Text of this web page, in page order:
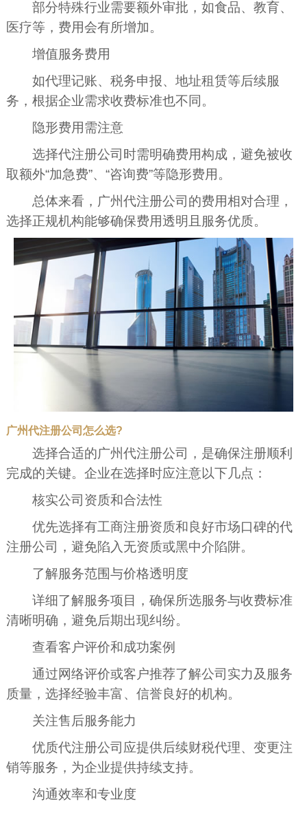
部分特殊行业需要额外审批，如食品、教育、
医疗等，费用会有所增加。
增值服务费用
如代理记账、税务申报、地址租赁等后续服
务，根据企业需求收费标准也不同。
隐形费用需注意
选择代注册公司时需明确费用构成，避免被收
取额外“加急费”、“咨询费”等隐形费用。
总体来看，广州代注册公司的费用相对合理，
选择正规机构能够确保费用透明且服务优质。
广州代注册公司怎么选?
选择合适的广州代注册公司，是确保注册顺利
完成的关键。企业在选择时应注意以下几点：
核实公司资质和合法性
优先选择有工商注册资质和良好市场口碑的代
注册公司，避免陷入无资质或黑中介陷阱。
了解服务范围与价格透明度
详细了解服务项目，确保所选服务与收费标准
清晰明确，避免后期出现纠纷。
查看客户评价和成功案例
通过网络评价或客户推荐了解公司实力及服务
质量，选择经验丰富、信誉良好的机构。
关注售后服务能力
优质代注册公司应提供后续财税代理、变更注
销等服务，为企业提供持续支持。
沟通效率和专业度